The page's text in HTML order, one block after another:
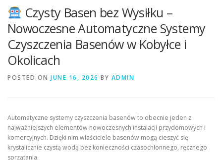
SMART DOM AI – AUTOMATYKA, INTELIGENTNE
BLOG KONTAKT
Czysty Basen bez Wysiłku –
Nowoczesne Automatyczne Systemy
Czyszczenia Basenów w Kobyłce i
Okolicach
POSTED ON JUNE 16, 2026 BY ADMIN
Automatyczne systemy czyszczenia basenów to obecnie jeden z
najważniejszych elementów nowoczesnych instalacji przydomowych i
komercyjnych. Dzięki nim właściciele basenów mogą cieszyć się
krystalicznie czystą wodą bez konieczności czasochłonnego, ręcznego
sprzątania.